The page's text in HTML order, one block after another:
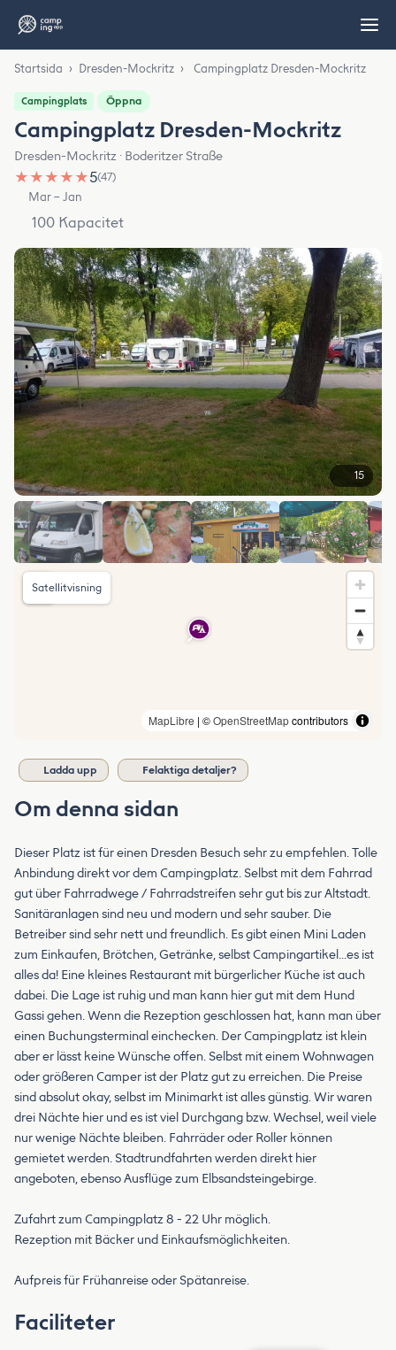
Startsida › Dresden-Mockritz › Campingplatz Dresden-Mockritz
Campingplats Öppna
Campingplatz Dresden-Mockritz
Dresden-Mockritz · Boderitzer Straße
★ ★ ★ ★ ★5(47)
Mar – Jan
100 Kapacitet
15
MapLibre | ©OpenStreetMapcontributors
Satellitvisning
Ladda upp Felaktiga detaljer?
Om denna sidan
Dieser Platz ist für einen Dresden Besuch sehr zu empfehlen. Tolle
Anbindung direkt vor dem Campingplatz. Selbst mit dem Fahrrad
gut über Fahrradwege / Fahrradstreifen sehr gut bis zur Altstadt.
Sanitäranlagen sind neu und modern und sehr sauber. Die
Betreiber sind sehr nett und freundlich. Es gibt einen Mini Laden
zum Einkaufen, Brötchen, Getränke, selbst Campingartikel...es ist
alles da! Eine kleines Restaurant mit bürgerlicher Küche ist auch
dabei. Die Lage ist ruhig und man kann hier gut mit dem Hund
Gassi gehen. Wenn die Rezeption geschlossen hat, kann man über
einen Buchungsterminal einchecken. Der Campingplatz ist klein
aber er lässt keine Wünsche offen. Selbst mit einem Wohnwagen
oder größeren Camper ist der Platz gut zu erreichen. Die Preise
sind absolut okay, selbst im Minimarkt ist alles günstig. Wir waren
drei Nächte hier und es ist viel Durchgang bzw. Wechsel, weil viele
nur wenige Nächte bleiben. Fahrräder oder Roller können
gemietet werden. Stadtrundfahrten werden direkt hier
angeboten, ebenso Ausflüge zum Elbsandsteingebirge.
Zufahrt zum Campingplatz 8 - 22 Uhr möglich.
Rezeption mit Bäcker und Einkaufsmöglichkeiten.
Aufpreis für Frühanreise oder Spätanreise.
Faciliteter